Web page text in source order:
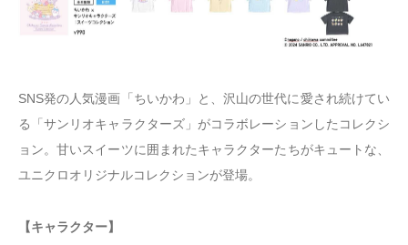
SNS発の人気漫画「ちいかわ」と、沢山の世代に愛され続けてい
る「サンリオキャラクターズ」がコラボレーションしたコレクシ
ョン。甘いスイーツに囲まれたキャラクターたちがキュートな、
ユニクロオリジナルコレクションが登場。
【キャラクター】